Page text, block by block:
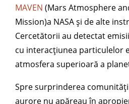
MAVEN (Mars Atmosphere
Mission)a NASA și de alte
Cercetătorii au detectat
cu interacțiunea particulelor
atmosfera superioară a
Spre surprinderea
aurore nu apăreau în